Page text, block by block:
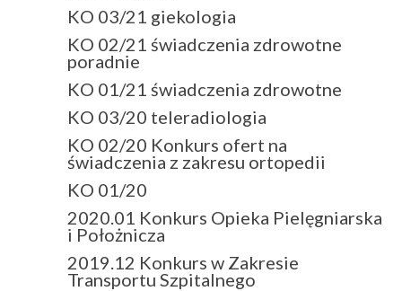
KO 03/21 giekologia
KO 02/21 świadczenia zdrowotne
poradnie
KO 01/21 świadczenia zdrowotne
KO 03/20 teleradiologia
KO 02/20 Konkurs ofert na
świadczenia z zakresu ortopedii
KO 01/20
2020.01 Konkurs Opieka Pielęgniarska
i Położnicza
2019.12 Konkurs w Zakresie
Transportu Szpitalnego